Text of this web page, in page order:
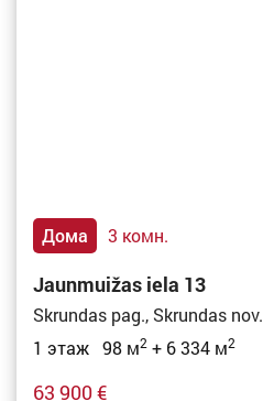
Дома 3 комн.
Jaunmuižas iela 13
Skrundas pag., Skrundas nov.
1 этаж 98 м2 + 6 334 м2
63 900 €